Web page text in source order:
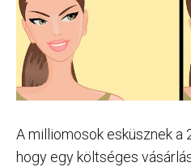
A milliomosok esküsznek a
hogy egy költséges